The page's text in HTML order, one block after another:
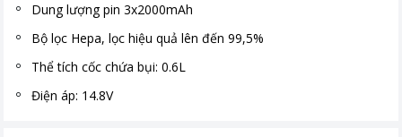
Dung lượng pin 3x2000mAh
Bộ lọc Hepa, lọc hiệu quả lên đến 99,5%
Thể tích cốc chứa bụi: 0.6L
Điện áp: 14.8V